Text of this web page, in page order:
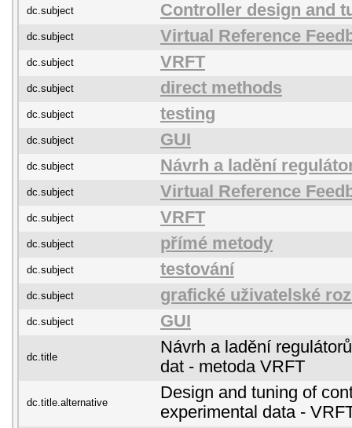
dc.subject Controller design and
dc.subject Virtual Reference
dc.subject VRFT
dc.subject direct methods
dc.subject testing
dc.subject GUI
dc.subject Návrh a ladění
dc.subject Virtual Reference
dc.subject VRFT
dc.subject přímé metody
dc.subject testování
dc.subject grafické uživatelské
dc.subject GUI
dc.title
Návrh a ladění
dat - metoda VRFT
dc.title.alternative
Design and tuning of
experimental data -